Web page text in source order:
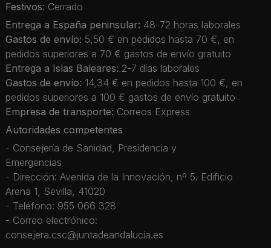
Festivos: Cerrado
Entrega a España peninsular: 48-72 horas laborales
Gastos de envío: 5,50 € en pedidos hasta 70 €, en
pedidos superiores a 70 € gastos de envío gratuito
Entrega a Islas Baleares: 2-7 días laborales
Gastos de envío: 14,34 € en pedidos hasta 100 €, en
pedidos superiores a 100 € gastos de envío gratuito
Empresa de transporte: Correos Express
Autoridades competentes
- Consejería de Sanidad, Presidencia y
Emergencias
- Dirección: Avenida de la Innovación, nº 5. Edificio
Arena 1, Sevilla, 41020
- Teléfono: 955 066 328
- Correo electrónico:
consejera.csc@juntadeandalucia.es